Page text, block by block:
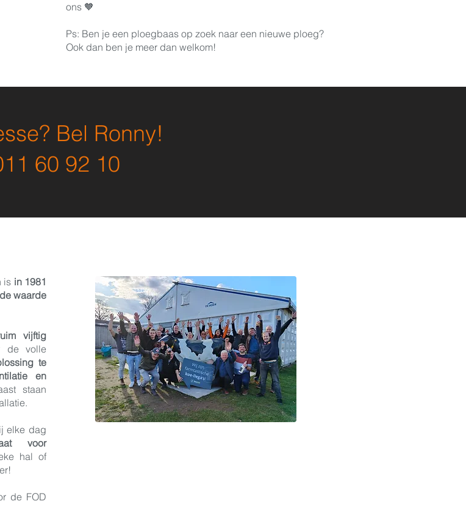
ons 🧡
Ps: Ben je een ploegbaas op zoek naar een nieuwe ploeg?
Ook dan ben je meer dan welkom!
Bel Ronny!
60 92 10
is in 1981
waarde
vijftig
de volle
te
en
staan
elke dag
voor
hal of
de FOD